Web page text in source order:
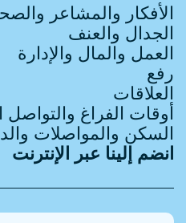
الأفكار والمشاعر
الجدال والعنف
العمل والمال والإدارة
رفع
العلاقات
أوقات الفراغ والتواصل
السكن والمواصلات
انضم إلينا عبر الإنترنت